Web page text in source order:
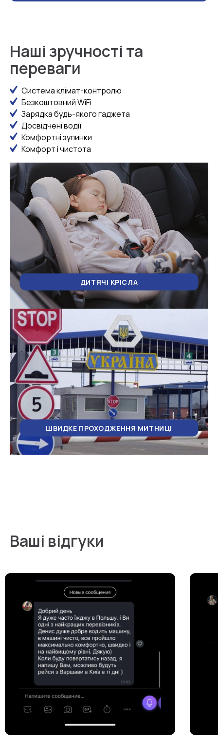
Наші зручності та
переваги
Система клімат-контролю
Безкоштовний WiFi
Зарядка будь-якого гаджета
Досвідчені водії
Комфортні зупинки
Комфорт і чистота
ДИТЯЧІ КРІСЛА
ШВИДКЕ ПРОХОДЖЕННЯ МИТНИЦІ
Ваші відгуки